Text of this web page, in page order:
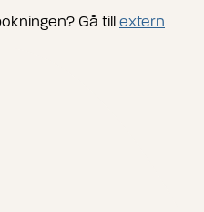
Gå till extern